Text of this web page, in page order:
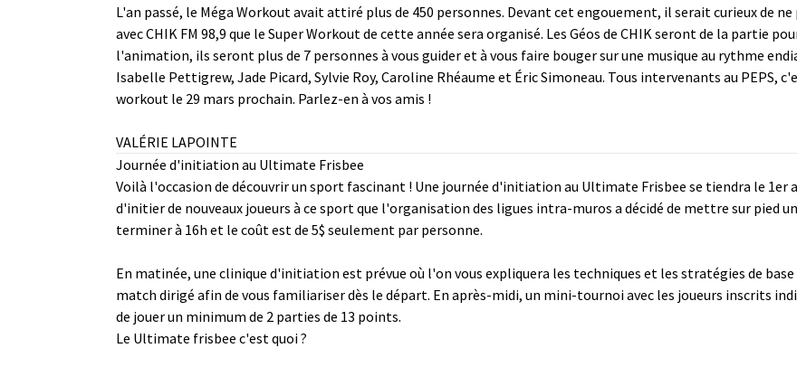
L'an passé, le Méga Workout avait attiré plus de 450 personnes. Devant cet engouement, il serait curieux de
avec CHIK FM 98,9 que le Super Workout de cette année sera organisé. Les Géos de CHIK seront de la partie
l'animation, ils seront plus de 7 personnes à vous guider et à vous faire bouger sur une musique au rythme
Isabelle Pettigrew, Jade Picard, Sylvie Roy, Caroline Rhéaume et Éric Simoneau. Tous intervenants au PEPS,
workout le 29 mars prochain. Parlez-en à vos amis !
VALÉRIE LAPOINTE
Journée d'initiation au Ultimate Frisbee
Voilà l'occasion de découvrir un sport fascinant ! Une journée d'initiation au Ultimate Frisbee se tiendra le 1er
d'initier de nouveaux joueurs à ce sport que l'organisation des ligues intra-muros a décidé de mettre sur pied
terminer à 16h et le coût est de 5$ seulement par personne.
En matinée, une clinique d'initiation est prévue où l'on vous expliquera les techniques et les stratégies de base
match dirigé afin de vous familiariser dès le départ. En après-midi, un mini-tournoi avec les joueurs inscrits
de jouer un minimum de 2 parties de 13 points.
Le Ultimate frisbee c'est quoi ?